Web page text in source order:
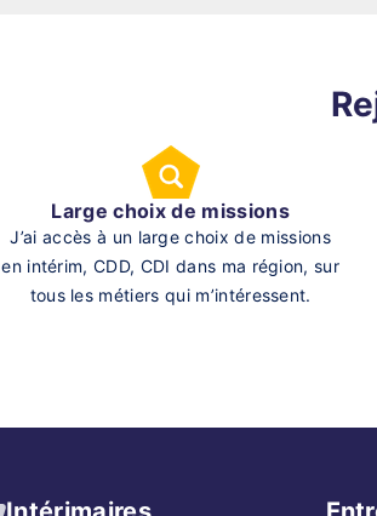
Large choix de missions
J’ai accès à un large choix de missions
en intérim, CDD, CDI dans ma région, sur
tous les métiers qui m’intéressent.